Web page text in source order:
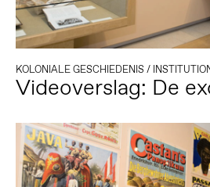
KOLONIALE GESCHIEDENIS /
Videoverslag: De